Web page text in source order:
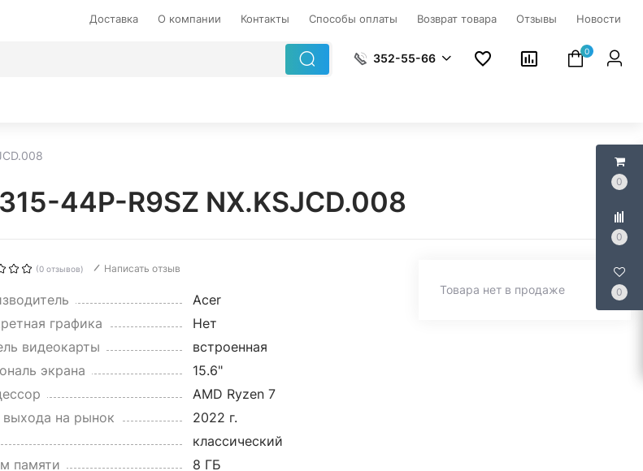
0
0
0
Доставка О компании Контакты Способы оплаты Возврат товара Отзывы Новости
352-55-66
0
44P-R9SZ NX.KSJCD.008
(0 отзывов) Написать отзыв
Acer
графика
Нет
видеокарты
встроенная
экрана
15.6"
AMD Ryzen 7
выхода на рынок
2022 г.
классический
памяти
8 ГБ
Товара нет в продаже